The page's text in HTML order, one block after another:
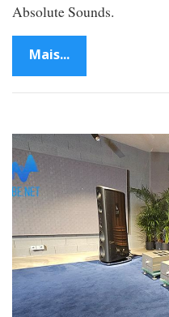
Absolute Sounds.
Mais...